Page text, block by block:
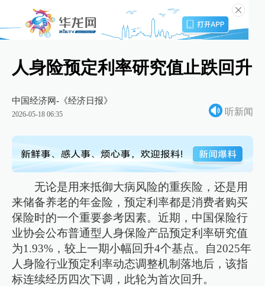
人身险预定利率研究值止跌回升
中国经济网-《经济日报》
2026-05-18 06:35 听新闻
无论是用来抵御大病风险的重疾险，还是用
来储备养老的年金险，预定利率都是消费者购买
保险时的一个重要参考因素。近期，中国保险行
业协会公布普通型人身保险产品预定利率研究值
为1.93%，较上一期小幅回升4个基点。自2025年
人身险行业预定利率动态调整机制落地后，该指
标连续经历四次下调，此轮为首次回升。